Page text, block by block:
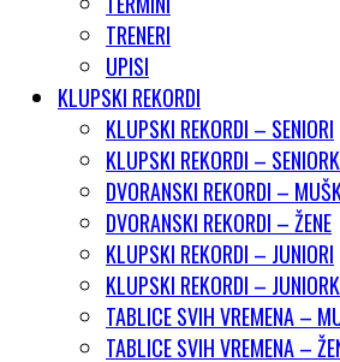
TRENERI
UPISI
KLUPSKI REKORDI
KLUPSKI REKORDI – SENIORI
KLUPSKI REKORDI –
DVORANSKI REKORDI –
DVORANSKI REKORDI – ŽENE
KLUPSKI REKORDI – JUNIORI
KLUPSKI REKORDI –
TABLICE SVIH VREMENA –
TABLICE SVIH VREMENA –